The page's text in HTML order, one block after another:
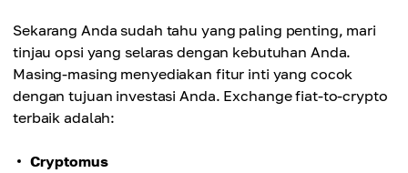
Sekarang Anda sudah tahu yang paling penting, mari
tinjau opsi yang selaras dengan kebutuhan Anda.
Masing-masing menyediakan fitur inti yang cocok
dengan tujuan investasi Anda. Exchange fiat-to-crypto
terbaik adalah:
Cryptomus